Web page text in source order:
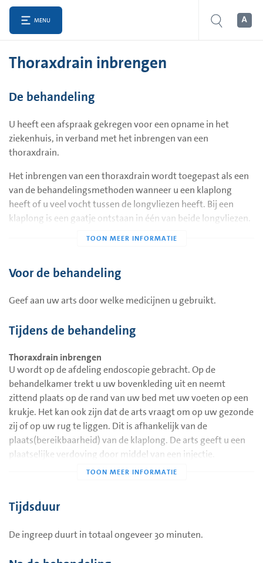
MENU
Thoraxdrain inbrengen
De behandeling
U heeft een afspraak gekregen voor een opname in het
ziekenhuis, in verband met het inbrengen van een
thoraxdrain.
Het inbrengen van een thoraxdrain wordt toegepast als een
van de behandelingsmethoden wanneer u een klaplong
heeft of u veel vocht tussen de longvliezen heeft. Bij een
klaplong is een gaatje ontstaan in één van beide longvliezen.
“inklapt” en nog maar gedeeltelijk of zelfs helemaal niet
benauwdheid en pijn boven in de rug, bij uw
thoraxdrain in. Via de drain kan evt. vocht en de ophoopte
lichte zuigkracht. De drain wordt daarom aangesloten op
een afzuigsysteem. Hierdoor wordt het vacuüm weer
hersteld en zal de long zich weer kunnen ontplooien.
Voor de behandeling
Geef aan uw arts door welke medicijnen u gebruikt.
Tijdens de behandeling
Thoraxdrain inbrengen
U wordt op de afdeling endoscopie gebracht. Op de
behandelkamer trekt u uw bovenkleding uit en neemt
zittend plaats op de rand van uw bed met uw voeten op een
krukje. Het kan ook zijn dat de arts vraagt om op uw gezonde
zij of op uw rug te liggen. Dit is afhankelijk van de
plaats(bereikbaarheid) van de klaplong. De arts geeft u een
plaatselijke verdoving door middel van een injectie.
Vervolgens maakt de arts een klein sneetje in de huid en
vliezen waar nu lucht zit in plaats van vacuüm (zie
Tijdsduur
De ingreep duurt in totaal ongeveer 30 minuten.